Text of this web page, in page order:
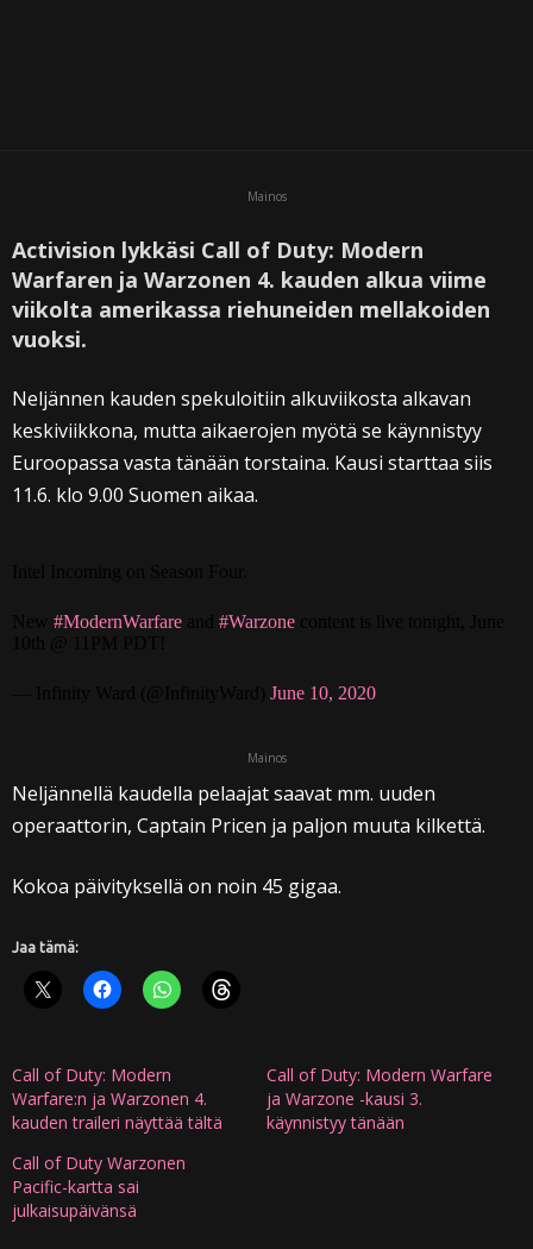
Mainos
Activision lykkäsi Call of Duty: Modern
Warfaren ja Warzonen 4. kauden alkua viime
viikolta amerikassa riehuneiden mellakoiden
vuoksi.
Neljännen kauden spekuloitiin alkuviikosta alkavan
keskiviikkona, mutta aikaerojen myötä se käynnistyy
Euroopassa vasta tänään torstaina. Kausi starttaa siis
11.6. klo 9.00 Suomen aikaa.
#ModernWarfare #Warzone
June 10, 2020
Mainos
Neljännellä kaudella pelaajat saavat mm. uuden
operaattorin, Captain Pricen ja paljon muuta kilkettä.
Kokoa päivityksellä on noin 45 gigaa.
Jaa tämä:
Call of Duty: Modern
Warfare:n ja Warzonen 4.
kauden traileri näyttää tältä
Call of Duty: Modern Warfare
ja Warzone -kausi 3.
käynnistyy tänään
Call of Duty Warzonen
Pacific-kartta sai
julkaisupäivänsä